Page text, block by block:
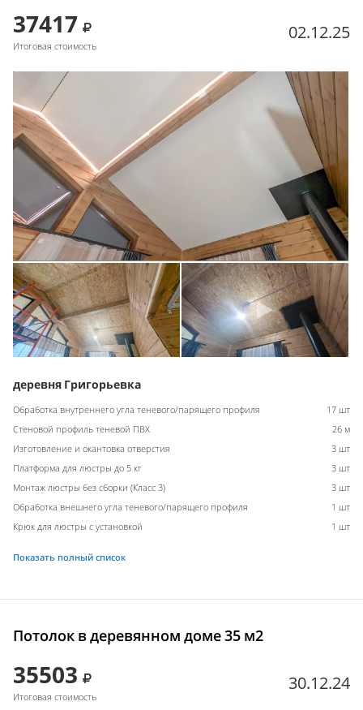
37417
Итоговая стоимость
02.12.25
деревня Григорьевка
Обработка внутреннего угла теневого/парящего профиля
17 шт
Стеновой профиль теневой ПВХ
26 м
Изготовление и окантовка отверстия
3 шт
Платформа для люстры до 5 кг
3 шт
Монтаж люстры без сборки (Класс 3)
3 шт
Обработка внешнего угла теневого/парящего профиля
1 шт
Крюк для люстры с установкой
1 шт
Показать полный список
Потолок в деревянном доме 35 м2
35503
Итоговая стоимость
30.12.24